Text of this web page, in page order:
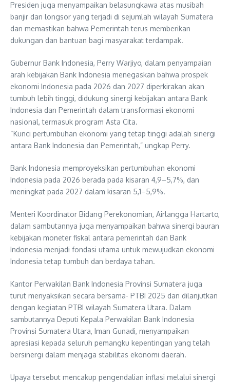
Presiden juga menyampaikan belasungkawa atas musibah
banjir dan longsor yang terjadi di sejumlah wilayah Sumatera
dan memastikan bahwa Pemerintah terus memberikan
dukungan dan bantuan bagi masyarakat terdampak.
Gubernur Bank Indonesia, Perry Warjiyo, dalam penyampaian
arah kebijakan Bank Indonesia menegaskan bahwa prospek
ekonomi Indonesia pada 2026 dan 2027 diperkirakan akan
tumbuh lebih tinggi, didukung sinergi kebijakan antara Bank
Indonesia dan Pemerintah dalam transformasi ekonomi
nasional, termasuk program Asta Cita.
“Kunci pertumbuhan ekonomi yang tetap tinggi adalah sinergi
antara Bank Indonesia dan Pemerintah,” ungkap Perry.
Bank Indonesia memproyeksikan pertumbuhan ekonomi
Indonesia pada 2026 berada pada kisaran 4,9–5,7%, dan
meningkat pada 2027 dalam kisaran 5,1–5,9%.
Menteri Koordinator Bidang Perekonomian, Airlangga Hartarto,
dalam sambutannya juga menyampaikan bahwa sinergi bauran
kebijakan moneter fiskal antara pemerintah dan Bank
Indonesia menjadi fondasi utama untuk mewujudkan ekonomi
Indonesia tetap tumbuh dan berdaya tahan.
Kantor Perwakilan Bank Indonesia Provinsi Sumatera juga
turut menyaksikan secara bersama- PTBI 2025 dan dilanjutkan
dengan kegiatan PTBI wilayah Sumatera Utara. Dalam
sambutannya Deputi Kepala Perwakilan Bank Indonesia
Provinsi Sumatera Utara, Iman Gunadi, menyampaikan
apresiasi kepada seluruh pemangku kepentingan yang telah
bersinergi dalam menjaga stabilitas ekonomi daerah.
Upaya tersebut mencakup pengendalian inflasi melalui sinergi